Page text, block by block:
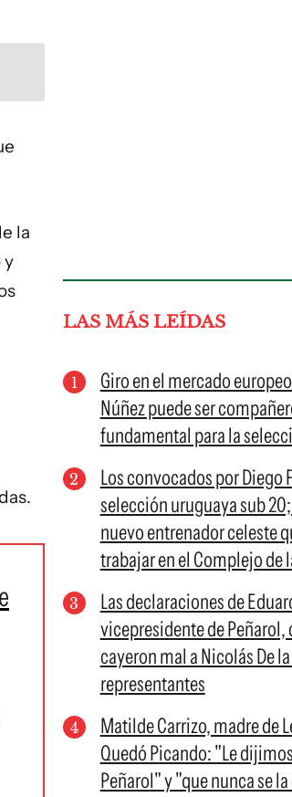
la
y
LAS MÁS LEÍDAS
Giro en el mercado
Núñez puede ser
fundamental para la
Los convocados por Diego
selección uruguaya sub
nuevo entrenador celeste
trabajar en el Complejo de
Las declaraciones de
vicepresidente de
cayeron mal a Nicolás De
representantes
Matilde Carrizo, madre de
Quedó Picando: "Le
Peñarol" y "que nunca se